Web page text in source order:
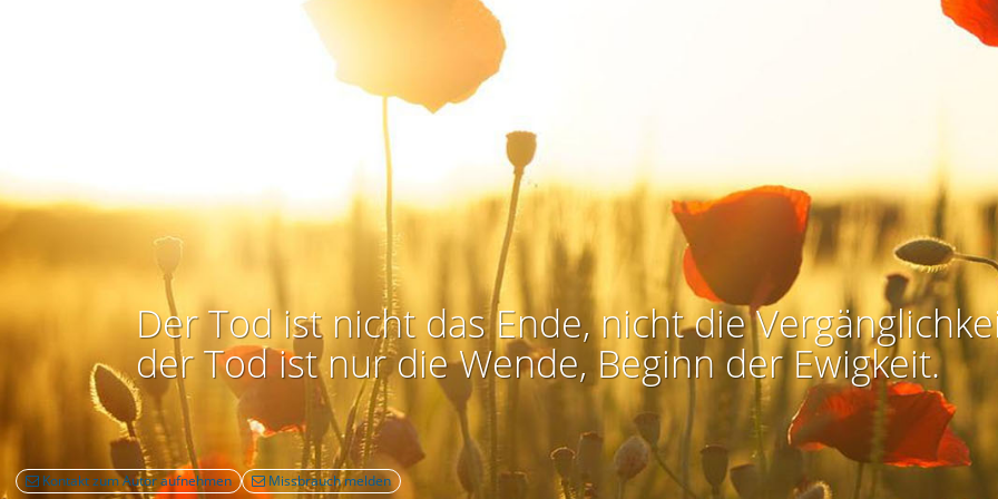
Der Tod ist nicht das Ende, nicht die
der Tod ist nur die Wende, Beginn der Ewigkeit.
Kontakt zum Autor aufnehmen Missbrauch melden